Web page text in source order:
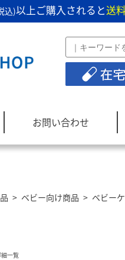
込)以上ご購入されると送
お問い合わせ
> ベビー向け商品 > ベビー
一覧